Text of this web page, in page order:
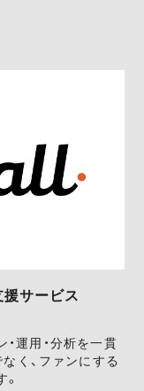
サービス
・運用・分析を一貫
く、ファンにする